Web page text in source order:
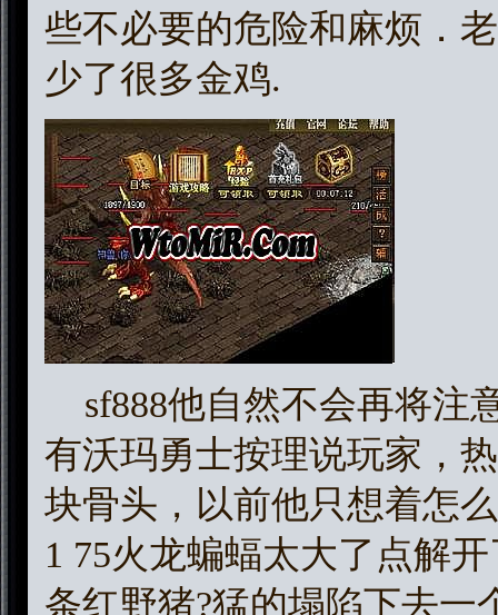
些不必要的危险和麻烦．
少了很多金鸡.
sf888他自然不会再将注
有沃玛勇士按理说玩家，
块骨头，以前他只想着怎
1 75火龙蝙蝠太大了点解
条红野猪?猛的塌陷下去